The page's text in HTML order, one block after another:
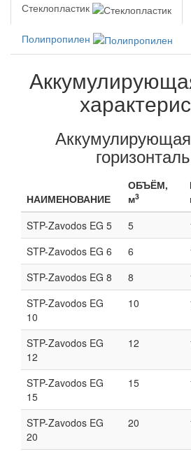
Стеклопластик
Полипропилен
НАИМЕНОВАНИЕ
ОБЪЁМ,
м3
STP-Zavodos EG 5
5
STP-Zavodos EG 6
6
STP-Zavodos EG 8
8
STP-Zavodos EG
10
10
STP-Zavodos EG
12
12
STP-Zavodos EG
15
15
STP-Zavodos EG
20
20